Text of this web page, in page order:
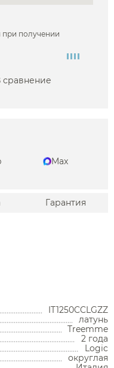
получении
сравнение
Max
Гарантия
IT1250CCLGZZ
латунь
Treemme
2 года
Logic
округлая